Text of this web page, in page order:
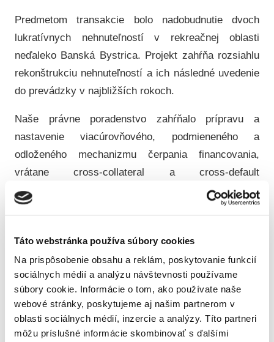
Táto webstránka používa súbory cookies
Na prispôsobenie obsahu a reklám, poskytovanie funkcií
sociálnych médií a analýzu návštevnosti používame
súbory cookie. Informácie o tom, ako používate naše
webové stránky, poskytujeme aj našim partnerom v
oblasti sociálnych médií, inzercie a analýzy. Títo partneri
môžu príslušné informácie skombinovať s ďalšími
Predmetom transakcie bolo nadobudnutie dvoch
lukratívnych nehnuteľností v rekreačnej oblasti
neďaleko Banská Bystrica. Projekt zahŕňa rozsiahlu
rekonštrukciu nehnuteľností a ich následné uvedenie
do prevádzky v najbližších rokoch.
Naše právne poradenstvo zahŕňalo prípravu a
nastavenie viacúrovňového, podmieneného a
odloženého mechanizmu čerpania financovania,
vrátane cross-collateral a cross-default
mechanizmov. Transakcia bola špecifická aj svojou
štruktúrou, keďže zahŕňala koordináciu štyroch
Financovanie bolo úspešne uzavreté na prelome júna
a júla 2025.
Ďakujeme kolegom Norbert Havrila a Henrieta
Selecka za ich profesionálny prístup, odborné
nasadenie a výbornú prácu na tejto transakcii.